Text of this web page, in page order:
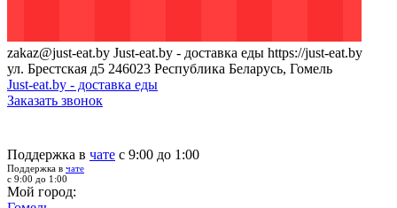
zakaz@just-eat.by Just-eat.by - доставка еды https://just-eat.by
ул. Брестская д5 246023 Республика Беларусь, Гомель
Just-eat.by - доставка еды
Заказать звонок
Поддержка в чате с 9:00 до 1:00
Поддержка в чате
с 9:00 до 1:00
Мой город: